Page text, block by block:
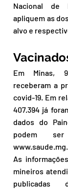
Nacional de
apliquem as
alvo e
Em Minas,
receberam a
covid-19. Em
407.394 já
dados do
podem
As
mineiros
publicadas